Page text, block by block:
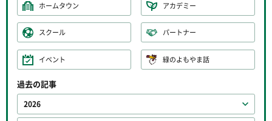
ホームタウン アカデミー
スクール パートナー
イベント 緑のよもやま話
過去の記事
2026